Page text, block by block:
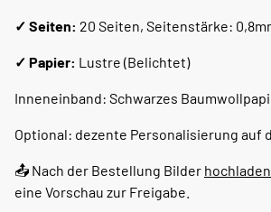
✓ Seiten: 20 Seiten, Seitenstärke:
✓ Papier: Lustre (Belichtet)
Inneneinband: Schwarzes
Optional: dezente Personalisierung auf
📤 Nach der Bestellung Bilder hochladen
eine Vorschau zur Freigabe.